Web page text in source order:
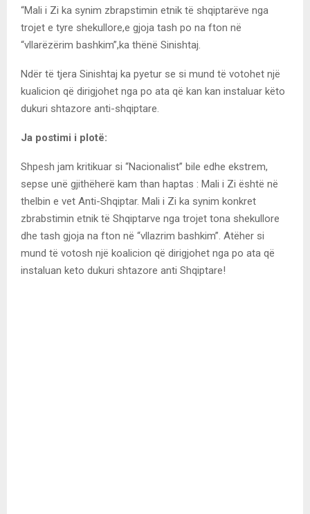
“Mali i Zi ka synim zbrapstimin etnik të shqiptarëve nga
trojet e tyre shekullore,e gjoja tash po na fton në
“vllarëzërim bashkim”,ka thënë Sinishtaj.
Ndër të tjera Sinishtaj ka pyetur se si mund të votohet një
kualicion që dirigjohet nga po ata që kan kan instaluar këto
dukuri shtazore anti-shqiptare.
Ja postimi i plotë:
Shpesh jam kritikuar si “Nacionalist” bile edhe ekstrem,
sepse unë gjithëherë kam than haptas : Mali i Zi është në
thelbin e vet Anti-Shqiptar. Mali i Zi ka synim konkret
zbrabstimin etnik të Shqiptarve nga trojet tona shekullore
dhe tash gjoja na fton në “vllazrim bashkim”. Atëher si
mund të votosh një koalicion që dirigjohet nga po ata që
instaluan keto dukuri shtazore anti Shqiptare!